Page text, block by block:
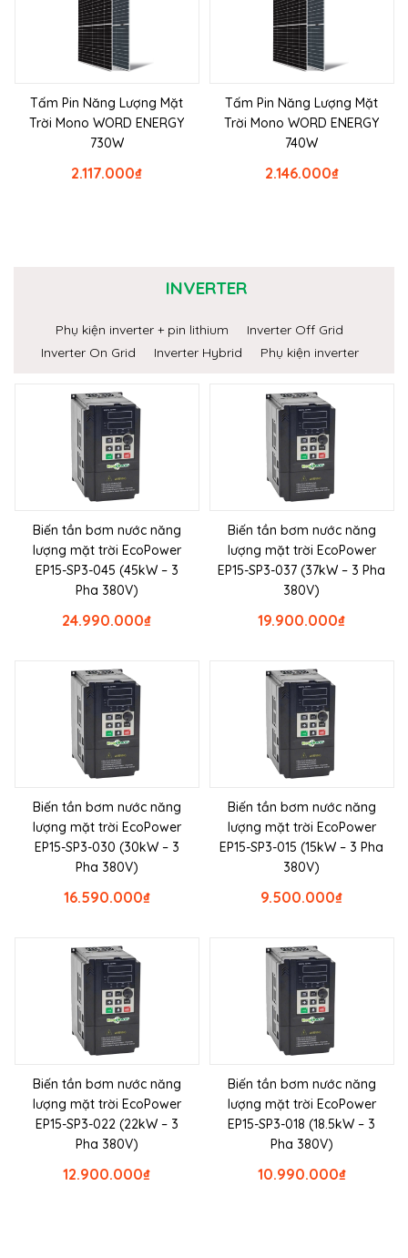
Tấm Pin Năng Lượng Mặt
Trời Mono WORD ENERGY
730W
₫
2.117.000
Tấm Pin Năng Lượng Mặt
Trời Mono WORD ENERGY
740W
₫
2.146.000
INVERTER
Phụ kiện inverter + pin lithium
Inverter Off Grid
Inverter On Grid
Inverter Hybrid Phụ kiện inverter
Biến tần bơm nước năng
lượng mặt trời EcoPower
EP15-SP3-045 (45kW – 3
Pha 380V)
₫
24.990.000
Biến tần bơm nước năng
lượng mặt trời EcoPower
EP15-SP3-037 (37kW – 3 Pha
380V)
₫
19.900.000
Biến tần bơm nước năng
lượng mặt trời EcoPower
EP15-SP3-030 (30kW – 3
Pha 380V)
₫
16.590.000
Biến tần bơm nước năng
lượng mặt trời EcoPower
EP15-SP3-015 (15kW – 3 Pha
380V)
₫
9.500.000
Biến tần bơm nước năng
lượng mặt trời EcoPower
EP15-SP3-022 (22kW – 3
Pha 380V)
₫
12.900.000
Biến tần bơm nước năng
lượng mặt trời EcoPower
EP15-SP3-018 (18.5kW – 3
Pha 380V)
₫
10.990.000